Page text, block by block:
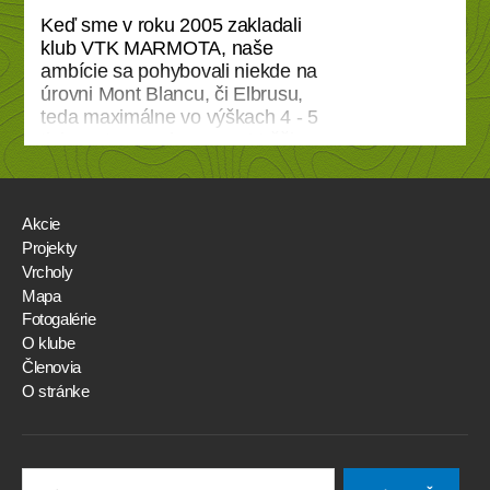
https://en.wikipedia.org/wiki/List_
of_mountains_of_the_Alps_over
_4000_metres
Keď sme v roku 2005 zakladali
klub VTK MARMOTA, naše
ambície sa pohybovali niekde na
úrovni Mont Blancu, či Elbrusu,
teda maximálne vo výškach 4 - 5
méty boli pre nás v tom čase
nereálne a boli skôr zdrojom
Prešlo päť rokov a zo sna sa
stala realita. Výstup na
karakoramskú osemtisícovku
Broad Peak v lete roku 2010
odštartoval tento náš
najnáročnejší, no na druhej
strane aj najreprezentatívnejší
projekt.
Akcie
Projekty
Vrcholy
Mapa
Fotogalérie
O klube
Členovia
O stránke